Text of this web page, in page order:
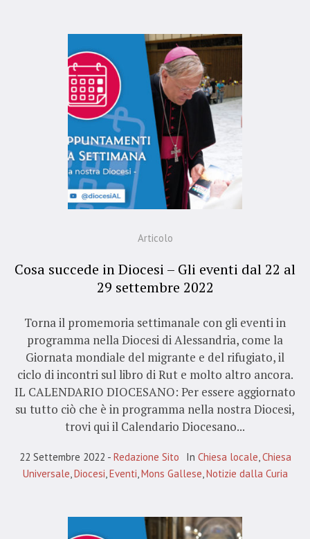
Articolo
Cosa succede in Diocesi – Gli eventi dal 22 al
29 settembre 2022
Torna il promemoria settimanale con gli eventi in
programma nella Diocesi di Alessandria, come la
Giornata mondiale del migrante e del rifugiato, il
ciclo di incontri sul libro di Rut e molto altro ancora.
IL CALENDARIO DIOCESANO: Per essere aggiornato
su tutto ciò che è in programma nella nostra Diocesi,
trovi qui il Calendario Diocesano...
22 Settembre 2022 Redazione Sito In Chiesa locale Chiesa
Universale Diocesi Eventi Mons Gallese Notizie dalla Curia